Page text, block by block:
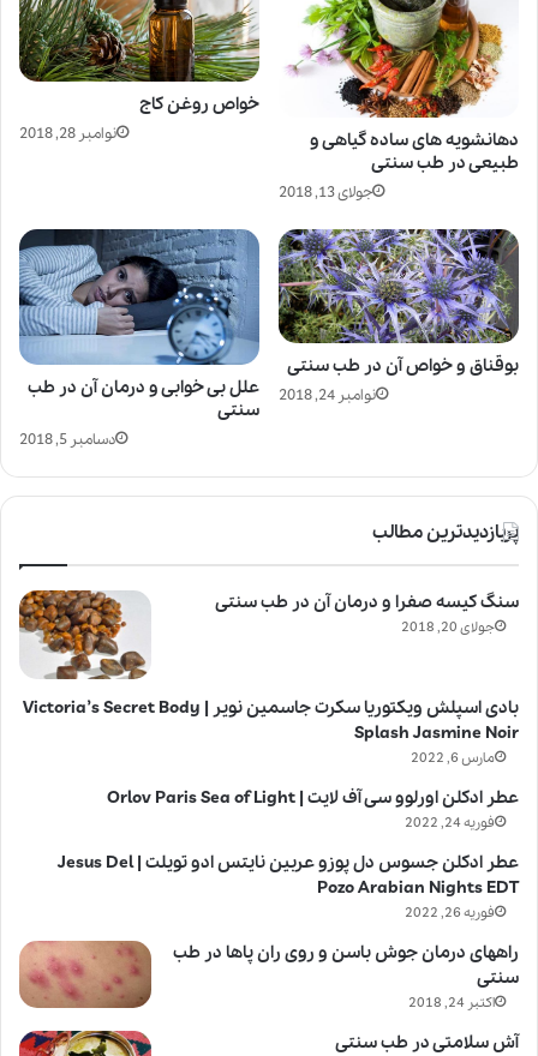
خواص روغن کاج
نوامبر 28, 2018
دهانشویه های ساده گیاهی و
طبیعی در طب سنتی
جولای 13, 2018
علل بی خوابی و درمان آن در طب
سنتی
دسامبر 5, 2018
بوقناق و خواص آن در طب سنتی
نوامبر 24, 2018
پربازدیدترین مطالب
سنگ کیسه صفرا و درمان آن در طب سنتی
جولای 20, 2018
بادی اسپلش ویکتوریا سکرت جاسمین نویر | Victoria’s Secret Body
Splash Jasmine Noir
مارس 6, 2022
عطر ادکلن اورلوو سی آف لایت | Orlov Paris Sea of Light
فوریه 24, 2022
عطر ادکلن جسوس دل پوزو عربین نایتس ادو تویلت | Jesus Del
Pozo Arabian Nights EDT
فوریه 26, 2022
راههای درمان جوش باسن و روی ران پاها در طب
سنتی
اکتبر 24, 2018
آش سلامتی در طب سنتی